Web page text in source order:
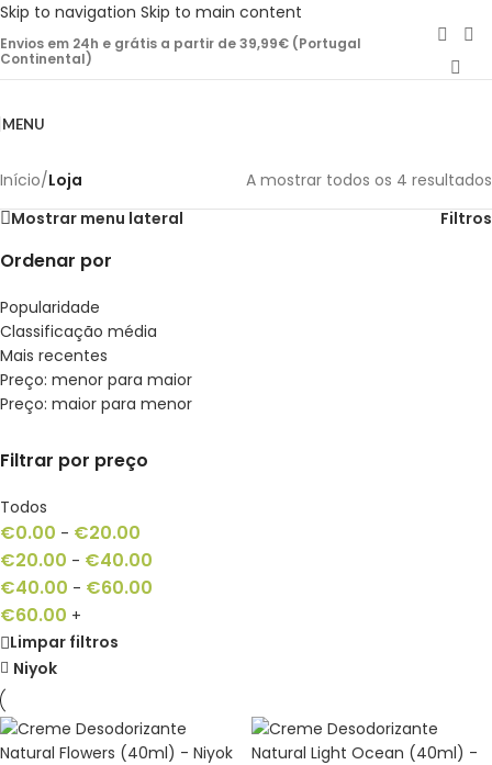
Skip to navigation Skip to main content
Envios em 24h e grátis a partir de 39,99€ (Portugal
Continental)
MENU
Início/Loja
A mostrar todos os 4 resultados
Mostrar menu lateral
Filtros
Ordenar por
Popularidade
Classificação média
Mais recentes
Preço: menor para maior
Preço: maior para menor
Filtrar por preço
Todos
€0.00 - €20.00
€20.00 - €40.00
€40.00 - €60.00
€60.00 +
Limpar filtros
Niyok